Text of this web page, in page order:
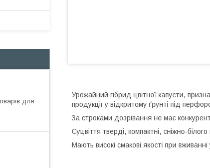
Урожайний гібрид цвітної капусти,
продукції у відкритому ґрунті під
За строками дозрівання не має
Суцвіття тверді, компактні, сніжно-
Мають високі смакові якості при вживанні
для